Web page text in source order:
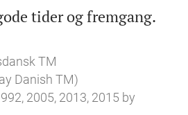
tider og fremgang.
TM
Danish TM)
2005, 2013, 2015 by